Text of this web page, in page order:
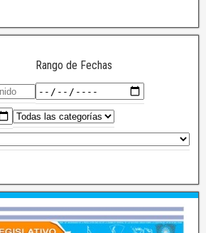
Rango de Fechas